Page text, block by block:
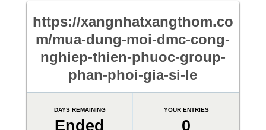
https://xangnhatxangthom.co
m/mua-dung-moi-dmc-cong-
nghiep-thien-phuoc-group-
phan-phoi-gia-si-le
DAYS REMAINING
Ended
YOUR ENTRIES
0